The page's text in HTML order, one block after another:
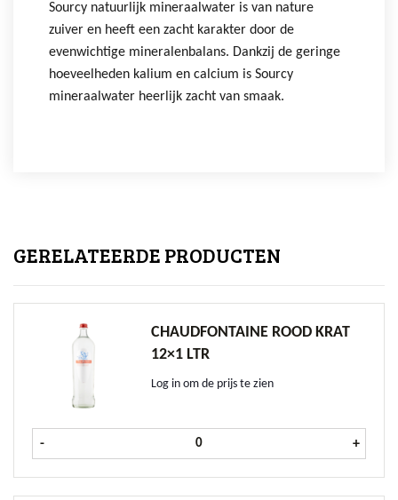
Sourcy natuurlijk mineraalwater is van nature
zuiver en heeft een zacht karakter door de
evenwichtige mineralenbalans. Dankzij de geringe
hoeveelheden kalium en calcium is Sourcy
mineraalwater heerlijk zacht van smaak.
GERELATEERDE PRODUCTEN
CHAUDFONTAINE ROOD KRAT
12×1 LTR
Log in om de prijs te zien
- Chaudfontaine Rood krat 12x1 ltr
+